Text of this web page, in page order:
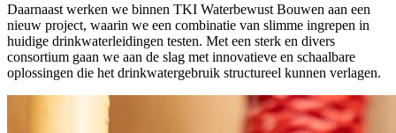
Daarnaast werken we binnen TKI Waterbewust Bouwen aan een
nieuw project, waarin we een combinatie van slimme ingrepen in
huidige drinkwaterleidingen testen. Met een sterk en divers
consortium gaan we aan de slag met innovatieve en schaalbare
oplossingen die het drinkwatergebruik structureel kunnen verlagen.